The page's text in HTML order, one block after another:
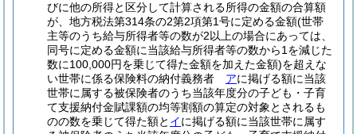
びに他の所得と区分して計算される所得の金額の合算額
が、地方税法第314条の2第2項第1号に定める金額(世帯
主等のうち給与所得者等の数が2以上の場合にあっては、
同号に定める金額に当該給与所得者等の数から1を減じた
数に100,000円を乗じて得た金額を加えた金額)を超えな
い世帯に係る保険料の納付義務者 アに掲げる額に当該
世帯に属する被保険者のうち当該年度分の子ども・子育
て支援納付金賦課額の均等割額の算定の対象とされるも
のの数を乗じて得た額と イに掲げる額に当該世帯に属す